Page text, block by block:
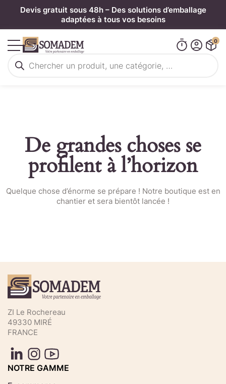
Devis gratuit sous 48h – Des solutions d’emballage
adaptées à tous vos besoins
de
0
De grandes choses se
profilent à l’horizon
Quelque chose d’énorme se prépare ! Notre boutique est en
chantier et sera bientôt lancée !
commande rapide
Aucun fichier
ZI Le Rochereau
49330 MIRÉ
FRANCE
NOTRE GAMME
Panneau de gestion des cookies